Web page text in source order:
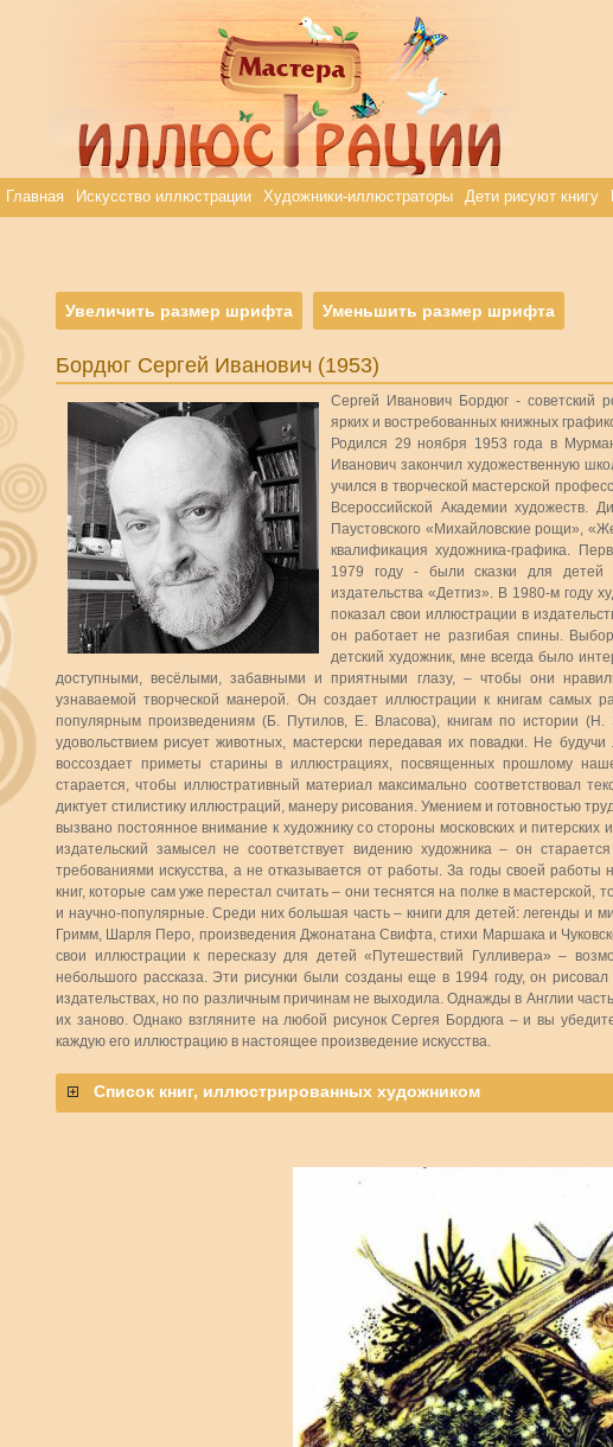
Главная Искусство иллюстрации Художники-иллюстраторы Дети рисуют книгу
Увеличить размер шрифта Уменьшить размер шрифта
Бордюг Сергей Иванович (1953)
Сергей Иванович Бордюг - советский
ярких и востребованных книжных
Родился 29 ноября 1953 года в
Иванович закончил художественную
учился в творческой мастерской
Всероссийской Академии художеств.
Паустовского «Михайловские рощи»,
квалификация художника-графика.
1979 году - были сказки для детей
издательства «Детгиз». В 1980-м году
показал свои иллюстрации в
он работает не разгибая спины.
детский художник, мне всегда было
доступными, весёлыми, забавными и приятными глазу, – чтобы они
узнаваемой творческой манерой. Он создает иллюстрации к книгам
популярным произведениям (Б. Путилов, Е. Власова), книгам по истории
удовольствием рисует животных, мастерски передавая их повадки. Не
воссоздает приметы старины в иллюстрациях, посвященных прошлому
старается, чтобы иллюстративный материал максимально соответствовал
диктует стилистику иллюстраций, манеру рисования. Умением и готовностью
вызвано постоянное внимание к художнику со стороны московских и
издательский замысел не соответствует видению художника – он
требованиями искусства, а не отказывается от работы. За годы своей
книг, которые сам уже перестал считать – они теснятся на полке в
и научно-популярные. Среди них большая часть – книги для детей: легенды и
Гримм, Шарля Перо, произведения Джонатана Свифта, стихи Маршака и
свои иллюстрации к пересказу для детей «Путешествий Гулливера» –
небольшого рассказа. Эти рисунки были созданы еще в 1994 году, он рисовал
издательствах, но по различным причинам не выходила. Однажды в Англии
их заново. Однако взгляните на любой рисунок Сергея Бордюга – и вы
каждую его иллюстрацию в настоящее произведение искусства.
Список книг, иллюстрированных художником